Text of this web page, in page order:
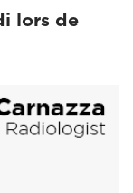
lors de